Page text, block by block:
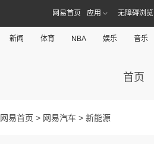
网易首页 应用 无障碍浏览
新闻 体育 NBA 娱乐 音乐
首页
网易首页 > 网易汽车 > 新能源